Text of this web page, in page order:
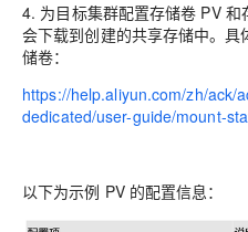
4. 为目标集群配置存储卷 PV
会下载到创建的共享存储中。
储卷：
https://help.aliyun.com/zh/ack/
dedicated/user-guide/mount-
以下为示例 PV 的配置信息：